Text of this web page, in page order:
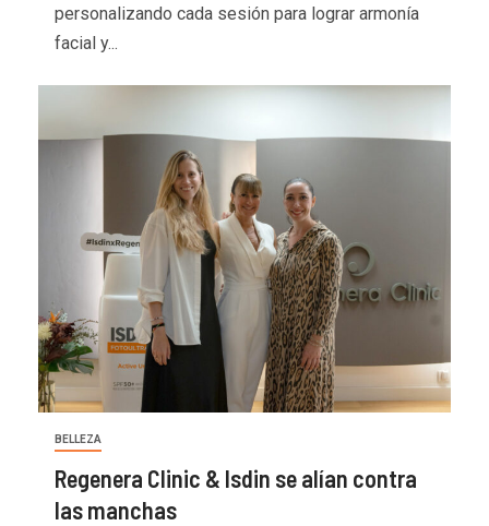
personalizando cada sesión para lograr armonía
facial y...
BELLEZA
Regenera Clinic & Isdin se alían contra
las manchas